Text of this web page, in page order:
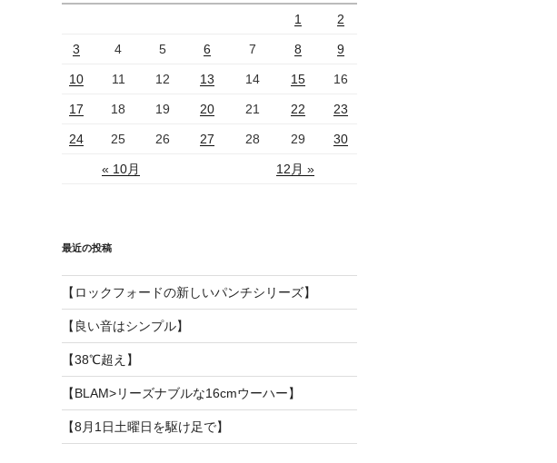
« 10月 12月 »
1 2
3 4 5 6 7 8 9
10 11 12 13 14 15 16
17 18 19 20 21 22 23
24 25 26 27 28 29 30
最近の投稿
【ロックフォードの新しいパンチシリーズ】
【良い音はシンプル】
【38℃超え】
【BLAM>リーズナブルな16cmウーハー】
【8月1日土曜日を駆け足で】